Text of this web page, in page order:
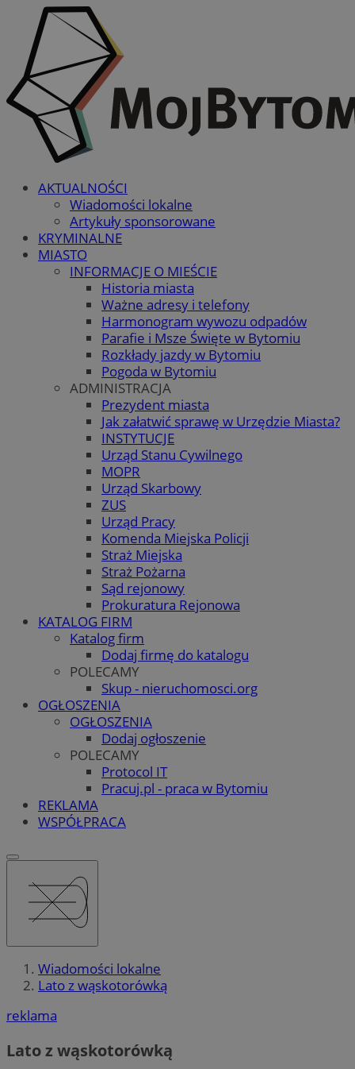
AKTUALNOŚCI
Wiadomości lokalne
Artykuły sponsorowane
KRYMINALNE
MIASTO
INFORMACJE O MIEŚCIE
Historia miasta
Ważne adresy i telefony
Harmonogram wywozu odpadów
Parafie i Msze Święte w Bytomiu
Rozkłady jazdy w Bytomiu
Pogoda w Bytomiu
ADMINISTRACJA
Prezydent miasta
Jak załatwić sprawę w Urzędzie Miasta?
INSTYTUCJE
Urząd Stanu Cywilnego
MOPR
Urząd Skarbowy
ZUS
Urząd Pracy
Komenda Miejska Policji
Straż Miejska
Straż Pożarna
Sąd rejonowy
Prokuratura Rejonowa
KATALOG FIRM
Katalog firm
Dodaj firmę do katalogu
POLECAMY
Skup - nieruchomosci.org
OGŁOSZENIA
OGŁOSZENIA
Dodaj ogłoszenie
POLECAMY
Protocol IT
Pracuj.pl - praca w Bytomiu
REKLAMA
WSPÓŁPRACA
Wiadomości lokalne
Lato z wąskotorówką
reklama
Lato z wąskotorówką